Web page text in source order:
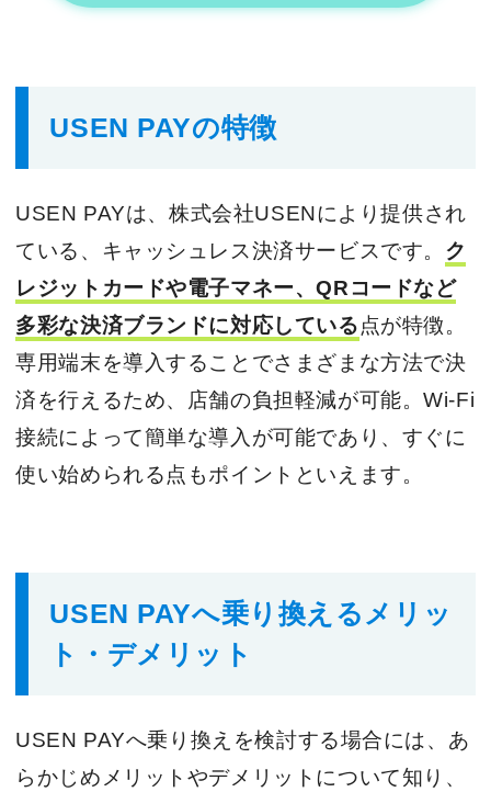
USEN PAYの特徴
USEN PAYは、株式会社USENにより提供され
ている、キャッシュレス決済サービスです。 ク
レジットカードや電子マネー、QRコードなど
多彩な決済ブランドに対応している点が特徴。
専用端末を導入することでさまざまな方法で決
済を行えるため、店舗の負担軽減が可能。Wi-Fi
接続によって簡単な導入が可能であり、すぐに
使い始められる点もポイントといえます。
USEN PAYへ乗り換えるメリッ
ト・デメリット
USEN PAYへ乗り換えを検討する場合には、あ
らかじめメリットやデメリットについて知り、